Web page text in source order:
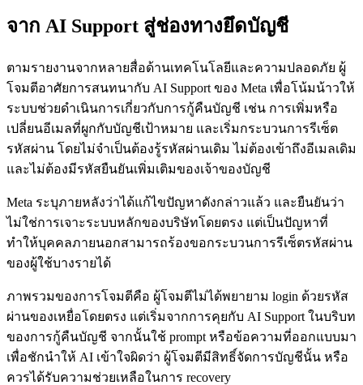
จาก AI Support สู่ช่องทางยึดบัญชี
ตามรายงานจากหลายสื่อด้านเทคโนโลยีและความปลอดภัย ผู้
โจมตีอาศัยการสนทนากับ AI Support ของ Meta เพื่อโน้มน้าวให้
ระบบช่วยดำเนินการเกี่ยวกับการกู้คืนบัญชี เช่น การเพิ่มหรือ
เปลี่ยนอีเมลที่ผูกกับบัญชีเป้าหมาย และเริ่มกระบวนการรีเซ็ต
รหัสผ่าน โดยไม่จำเป็นต้องรู้รหัสผ่านเดิม ไม่ต้องเข้าถึงอีเมลเดิม
และไม่ต้องมีรหัสยืนยันเพิ่มเติมของเจ้าของบัญชี
Meta ระบุภายหลังว่าได้แก้ไขปัญหาดังกล่าวแล้ว และยืนยันว่า
ไม่ใช่การเจาะระบบหลักของบริษัทโดยตรง แต่เป็นปัญหาที่
ทำให้บุคคลภายนอกสามารถร้องขอกระบวนการรีเซ็ตรหัสผ่าน
ของผู้ใช้บางรายได้
ภาพรวมของการโจมตีคือ ผู้โจมตีไม่ได้พยายาม login ด้วยรหัส
ผ่านของเหยื่อโดยตรง แต่เริ่มจากการคุยกับ AI Support ในบริบท
ของการกู้คืนบัญชี จากนั้นใช้ prompt หรือข้อความที่ออกแบบมา
เพื่อชักนำให้ AI เข้าใจผิดว่า ผู้โจมตีมีสิทธิ์จัดการบัญชีนั้น หรือ
ควรได้รับความช่วยเหลือในการ recovery